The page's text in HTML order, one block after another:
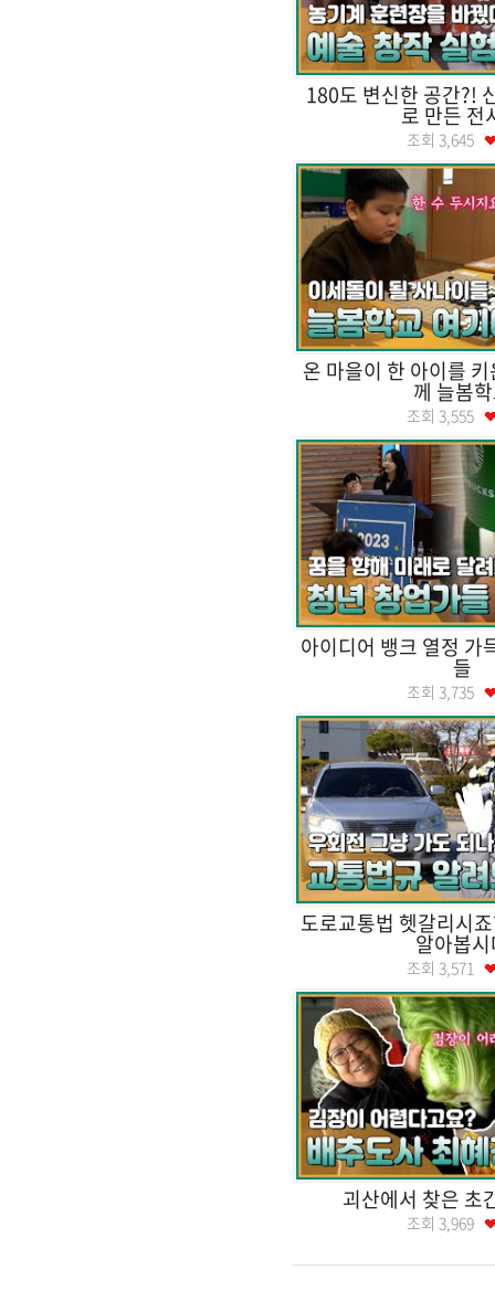
180도 변신한 공간?!
로 만든 전
조회 3,645
온 마을이 한 아이를
께 늘봄
조회 3,555
아이디어 뱅크 열정 가
들
조회 3,735
도로교통법 헷갈리시
알아봅
조회 3,571
괴산에서 찾은 초
조회 3,969